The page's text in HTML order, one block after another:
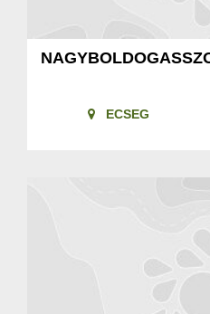
ECSEG